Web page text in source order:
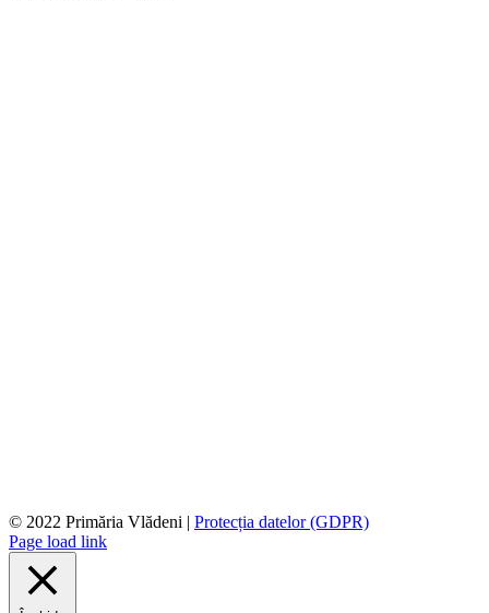
© 2022 Primăria Vlădeni | Protecția datelor (GDPR)
Page load link